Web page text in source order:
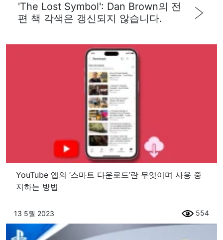
'The Lost Symbol': Dan Brown의 전
편 책 각색은 갱신되지 않습니다.
YouTube 앱의 ‘스마트 다운로드’란 무엇이며 사용 중
지하는 방법
13 5월 2023 554